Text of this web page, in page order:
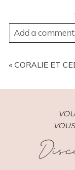
Add a
REQUIRED
« CORALIE ET